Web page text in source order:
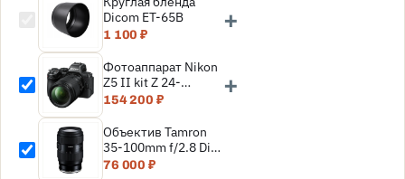
Dicom ET-65B
1 100 ₽
+
Фотоаппарат Nikon
Z5 II kit Z 24-
200mm f/4-6.3 VR,
154 200 ₽
+
Объектив Tamron
35-100mm f/2.8 Di
III VXD (Nikon Z)
76 000 ₽